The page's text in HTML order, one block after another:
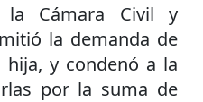
la Cámara Civil y
la demanda de
y condenó a la
por la suma de